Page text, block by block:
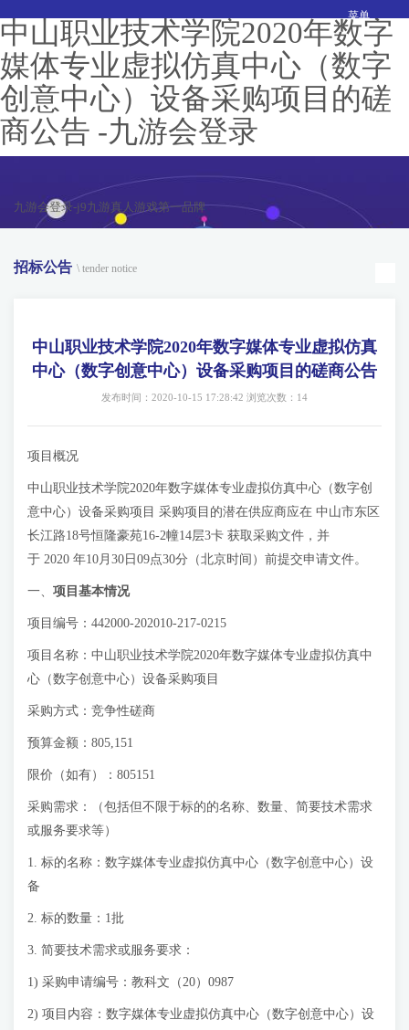
中山职业技术学院2020年数字
媒体专业虚拟仿真中心（数字
创意中心）设备采购项目的磋
商公告 -九游会登录
九游会登录-j9九游真人游戏第一品牌
菜单
招标公告 \ tender notice
中山职业技术学院2020年数字媒体专业虚拟仿真
中心（数字创意中心）设备采购项目的磋商公告
发布时间：2020-10-15 17:28:42 浏览次数：14
项目概况
中山职业技术学院2020年数字媒体专业虚拟仿真中心（数字创
意中心）设备采购项目 采购项目的潜在供应商应在 中山市东区
长江路18号恒隆豪苑16-2幢14层3卡 获取采购文件，并
于 2020 年10月30日09点30分（北京时间）前提交申请文件。
一、 项目基本情况
项目编号：442000-202010-217-0215
项目名称：中山职业技术学院2020年数字媒体专业虚拟仿真中
心（数字创意中心）设备采购项目
采购方式：竞争性磋商
预算金额：805,151
限价（如有）：805151
采购需求：（包括但不限于标的的名称、数量、简要技术需求
或服务要求等）
1. 标的名称：数字媒体专业虚拟仿真中心（数字创意中心）设
备
2. 标的数量：1批
3. 简要技术需求或服务要求：
1) 采购申请编号：教科文（20）0987
2) 项目内容：数字媒体专业虚拟仿真中心（数字创意中心）设